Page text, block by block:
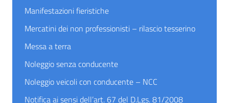
Manifestazioni fieristiche
Mercatini dei non professionisti – rilascio tesserino
Messa a terra
Noleggio senza conducente
Noleggio veicoli con conducente – NCC
Notifica ai sensi dell’art. 67 del D.Lgs. 81/2008